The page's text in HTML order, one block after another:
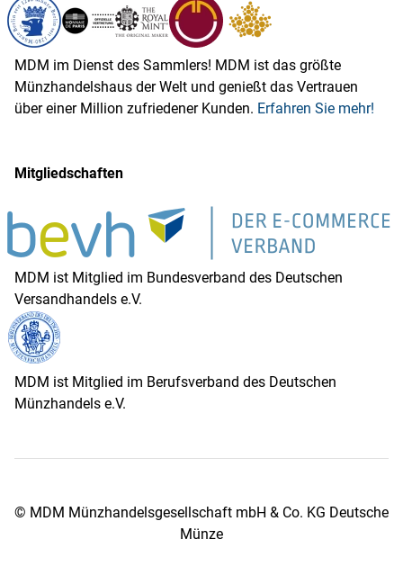
MDM im Dienst des Sammlers! MDM ist das größte
Münzhandelshaus der Welt und genießt das Vertrauen
über einer Million zufriedener Kunden. Erfahren Sie mehr!
Mitgliedschaften
MDM ist Mitglied im Bundesverband des Deutschen
Versandhandels e.V.
MDM ist Mitglied im Berufsverband des Deutschen
Münzhandels e.V.
© MDM Münzhandelsgesellschaft mbH & Co. KG Deutsche
Münze